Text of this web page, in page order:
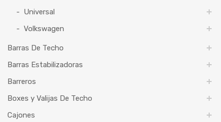
Universal
Volkswagen
Barras De Techo
Barras Estabilizadoras
Barreros
Boxes y Valijas De Techo
Cajones